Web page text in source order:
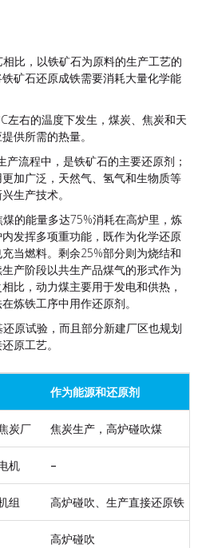
比，以铁矿石为原料的生产工艺的
矿石还原成铁需要消耗大量化学能
C左右的温度下发生，煤炭、焦炭和天
供所需的热量。
流程中，是铁矿石的主要还原剂；
加广泛，天然气、氢气和生物质等
生产技术。
的能量多达75%消耗在高炉里，炼
发挥多项重功能，既作为化学还原
当燃料。剩余25%部分则为烧结和
产阶段以共生产品煤气的形式作为
比，动力煤主要用于发电和供热，
炼铁工序中用作还原剂。
原试验，而且部分新建厂区也规划
原工艺。
作为能源和还原剂
炭厂 焦炭生产，高炉碰吹煤
机 –
组 高炉碰吹、生产直接还原铁
高炉碰吹